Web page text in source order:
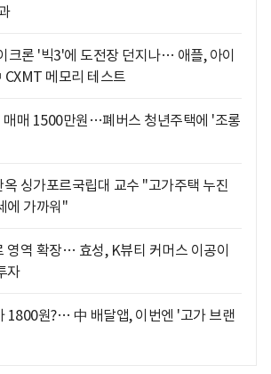
크론 '빅3'에 도전장 던지나… 애플, 아이
CXMT 메모리 테스트
매매 1500만원…폐버스 청년주택에 '조롱
싱가포르국립대 교수 "고가주택 누진
에 가까워"
영역 확장… 효성, K뷰티 커머스 이공이
자
1800원?… 中 배달앱, 이번엔 '고가 브랜